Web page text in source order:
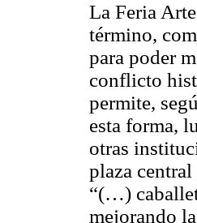
La Feria
término,
para poder
conflicto
permite,
esta forma,
otras
plaza
“(…)
mejorando